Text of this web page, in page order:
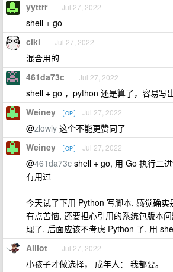
yyttrr Jul 27, 2022
shell + go
ciki Jul 27, 2022
混合用的
461da73c Jul 27, 2022
shell + go ，python 还是算了，容易写
Weiney OP Jul 27, 2022
@zlowly 这个不能更赞同了
Weiney OP Jul 27, 2022
@461da73c shell + go, 用 Go 执行二
有用过
今天试了下用 Python 写脚本, 感觉确
有点苦恼, 还要担心引用的系统包版本
现了, 后面应该不考虑 Python 了, 用
Alliot Jul 27, 2022
小孩子才做选择， 成年人： 我都要。